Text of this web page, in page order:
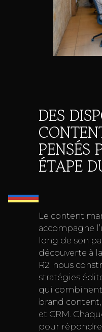
DES
PENSÉS
ÉTAPE
Le content
accompagne
long de son
découverte à
R2, nous
stratégies
qui combinent
brand
et CRM.
pour